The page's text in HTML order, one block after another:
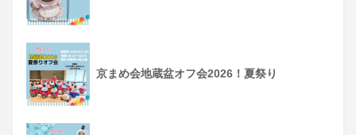
京まめ会地蔵盆オフ会2026！夏祭り